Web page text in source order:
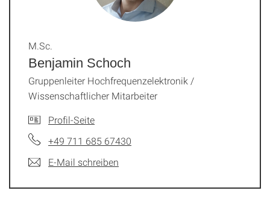
Benjamin Schoch
M.Sc.
Gruppenleiter Hochfrequenzelektronik /
Wissenschaftlicher Mitarbeiter
Profil-Seite
+49 711 685 67430
E-Mail schreiben